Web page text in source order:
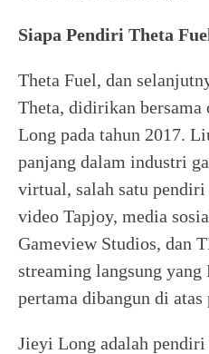
Siapa Pendiri Theta
Theta Fuel, dan
Theta, didirikan
Long pada tahun 2017.
panjang dalam industri
virtual, salah satu pendiri
video Tapjoy, media
Gameview Studios, dan
streaming langsung
pertama dibangun di
Jieyi Long adalah pendiri